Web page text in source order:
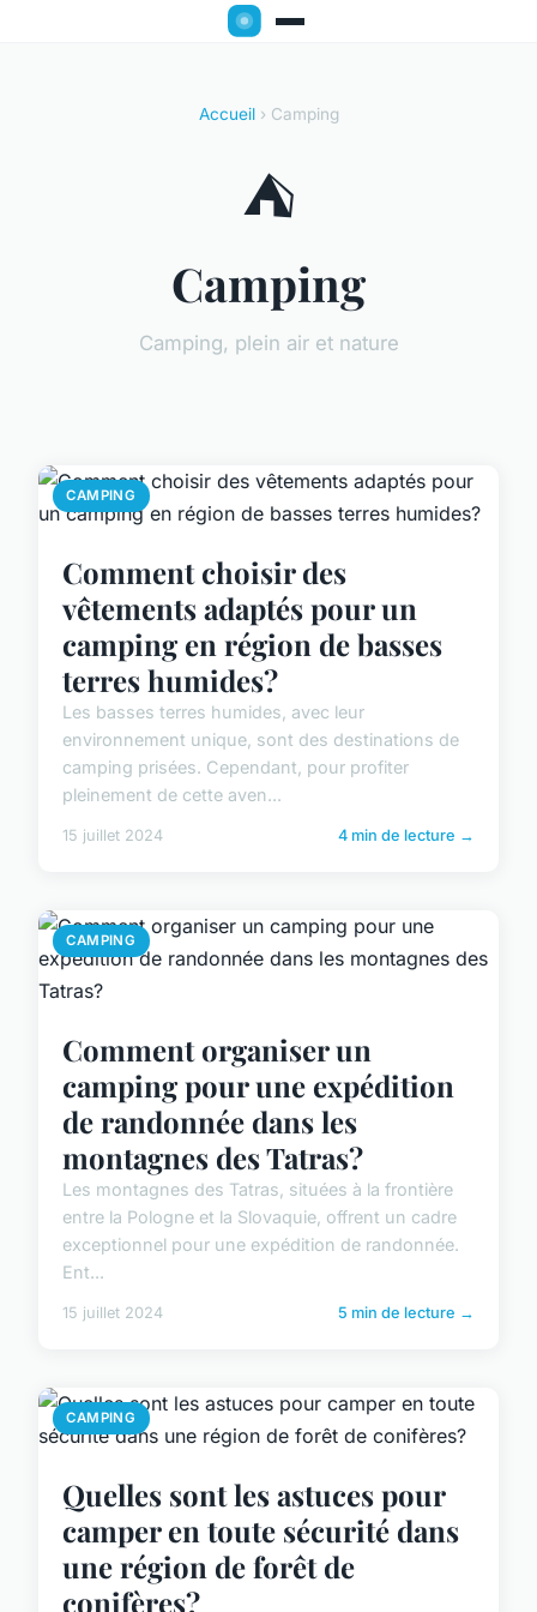
Accueil› Camping
⛺
Camping
Camping, plein air et nature
CAMPING
Comment choisir des
vêtements adaptés pour un
camping en région de basses
terres humides?
Les basses terres humides, avec leur
environnement unique, sont des destinations de
camping prisées. Cependant, pour profiter
pleinement de cette aven...
15 juillet 2024 4 min de lecture →
CAMPING
Comment organiser un
camping pour une expédition
de randonnée dans les
montagnes des Tatras?
Les montagnes des Tatras, situées à la frontière
entre la Pologne et la Slovaquie, offrent un cadre
exceptionnel pour une expédition de randonnée.
Ent...
15 juillet 2024 5 min de lecture →
CAMPING
Quelles sont les astuces pour
camper en toute sécurité dans
une région de forêt de
conifères?